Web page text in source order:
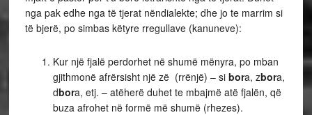
nga pak edhe nga të tjerat nëndialekte; dhe jo te marrim si
të bjerë, po simbas këtyre rregullave (kanuneve):
Kur një fjalë perdorhet në shumë mënyra, po mban
gjithmonë afrërsisht një zë (rrënjë) – si bora, zbora,
dbora, etj. – atëherë duhet te mbajmë atë fjalën, që
buza afrohet në formë më shumë (rhezes).